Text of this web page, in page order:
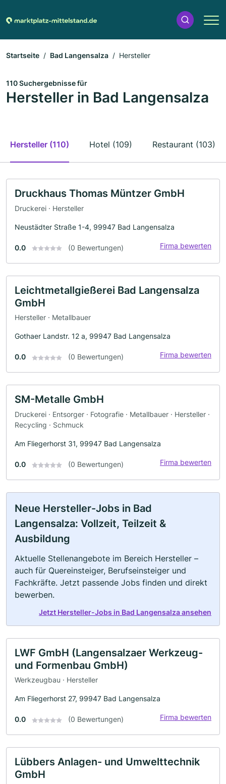
Startseite Bad Langensalza Hersteller
110 Suchergebnisse für
Hersteller in Bad Langensalza
Hersteller (110) Hotel (109) Restaurant (103)
Druckhaus Thomas Müntzer GmbH
Druckerei · Hersteller
Neustädter Straße 1-4, 99947 Bad Langensalza
0.0 (0 Bewertungen) Firma bewerten
Leichtmetallgießerei Bad Langensalza
GmbH
Hersteller · Metallbauer
Gothaer Landstr. 12 a, 99947 Bad Langensalza
0.0 (0 Bewertungen) Firma bewerten
SM-Metalle GmbH
Druckerei · Entsorger · Fotografie · Metallbauer · Hersteller ·
Recycling · Schmuck
Am Fliegerhorst 31, 99947 Bad Langensalza
0.0 (0 Bewertungen) Firma bewerten
Neue Hersteller-Jobs in Bad
Langensalza: Vollzeit, Teilzeit &
Ausbildung
Aktuelle Stellenangebote im Bereich Hersteller –
auch für Quereinsteiger, Berufseinsteiger und
Fachkräfte. Jetzt passende Jobs finden und direkt
bewerben.
Jetzt Hersteller-Jobs in Bad Langensalza ansehen
LWF GmbH (Langensalzaer Werkzeug-
und Formenbau GmbH)
Werkzeugbau · Hersteller
Am Fliegerhorst 27, 99947 Bad Langensalza
0.0 (0 Bewertungen) Firma bewerten
Lübbers Anlagen- und Umwelttechnik
GmbH